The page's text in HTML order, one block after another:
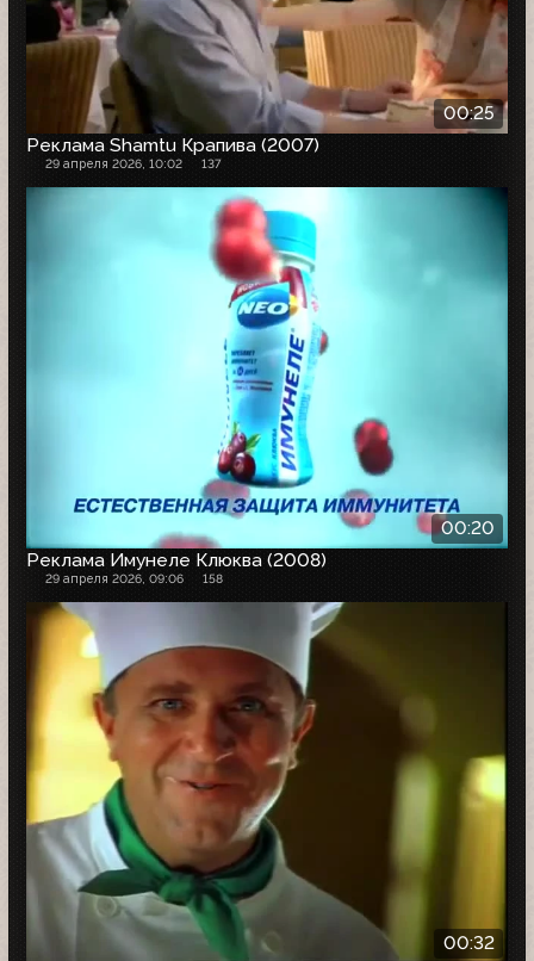
00:25
Реклама Shamtu Крапива (2007)
29 апреля 2026, 10:02 137
00:20
Реклама Имунеле Клюква (2008)
29 апреля 2026, 09:06 158
00:32